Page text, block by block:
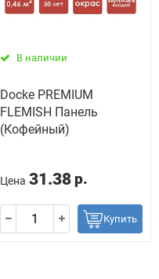
В наличии
Docke PREMIUM
FLEMISH Панель
(Кофейный)
Цена 31.38 р.
Купить